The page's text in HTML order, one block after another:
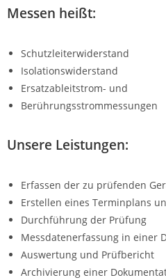
Messen heißt:
Schutzleiterwiderstand
Isolationswiderstand
Ersatzableitstrom- und
Berührungsstrommessungen
Unsere Leistungen:
Erfassen der zu prüfenden
Erstellen eines Terminplans
Durchführung der Prüfung
Messdatenerfassung in einer
Auswertung und Prüfbericht
Archivierung einer